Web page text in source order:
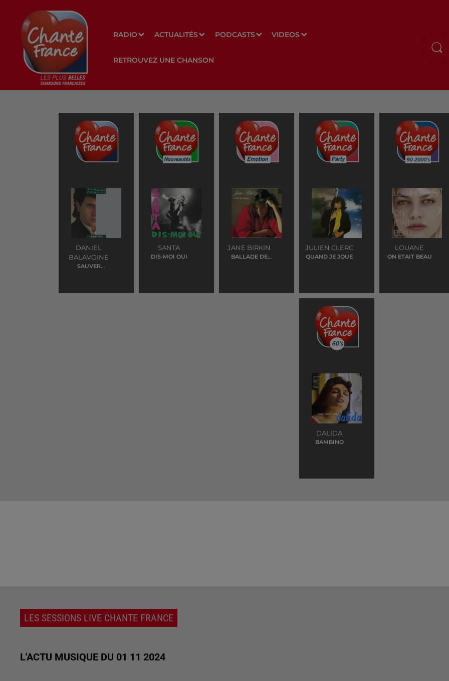
RADIO ACTUALITÉS PODCASTS VIDEOS
RETROUVEZ UNE CHANSON
DANIEL
BALAVOINE
SAUVER
SANTA
DIS-MOI OUI
JANE BIRKIN
BALLADE DE
JULIEN CLERC
QUAND JE JOUE
LOUANE
ON ETAIT BEAU
DALIDA
BAMBINO
LES SESSIONS LIVE CHANTE FRANCE
L'ACTU MUSIQUE DU 01 11 2024